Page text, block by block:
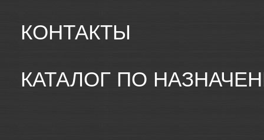
КОНТАКТЫ
КАТАЛОГ ПО